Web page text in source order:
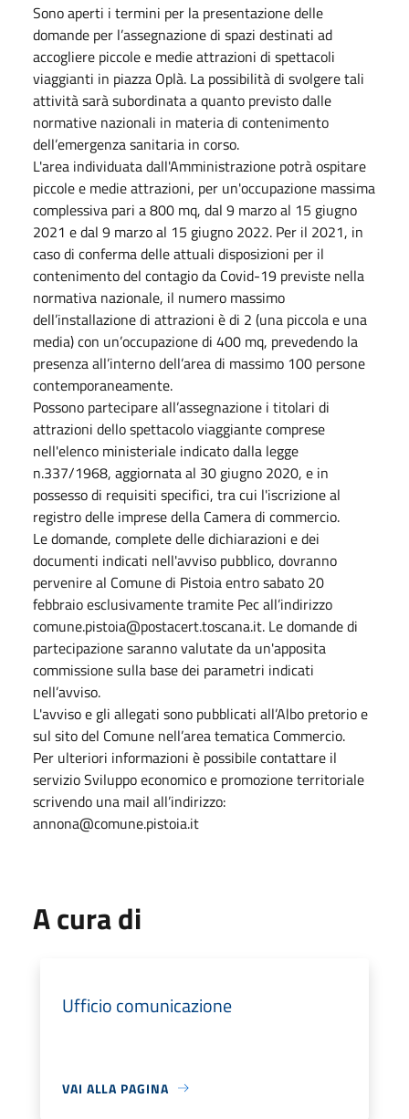
Sono aperti i termini per la presentazione delle
domande per l’assegnazione di spazi destinati ad
accogliere piccole e medie attrazioni di spettacoli
viaggianti in piazza Oplà. La possibilità di svolgere tali
attività sarà subordinata a quanto previsto dalle
normative nazionali in materia di contenimento
dell’emergenza sanitaria in corso.
L'area individuata dall'Amministrazione potrà ospitare
piccole e medie attrazioni, per un'occupazione massima
complessiva pari a 800 mq, dal 9 marzo al 15 giugno
2021 e dal 9 marzo al 15 giugno 2022. Per il 2021, in
caso di conferma delle attuali disposizioni per il
contenimento del contagio da Covid-19 previste nella
normativa nazionale, il numero massimo
dell’installazione di attrazioni è di 2 (una piccola e una
media) con un’occupazione di 400 mq, prevedendo la
presenza all’interno dell’area di massimo 100 persone
contemporaneamente.
Possono partecipare all’assegnazione i titolari di
attrazioni dello spettacolo viaggiante comprese
nell'elenco ministeriale indicato dalla legge
n.337/1968, aggiornata al 30 giugno 2020, e in
possesso di requisiti specifici, tra cui l'iscrizione al
registro delle imprese della Camera di commercio.
Le domande, complete delle dichiarazioni e dei
documenti indicati nell'avviso pubblico, dovranno
pervenire al Comune di Pistoia entro sabato 20
febbraio esclusivamente tramite Pec all’indirizzo
comune.pistoia@postacert.toscana.it. Le domande di
partecipazione saranno valutate da un'apposita
commissione sulla base dei parametri indicati
nell’avviso.
L'avviso e gli allegati sono pubblicati all’Albo pretorio e
sul sito del Comune nell’area tematica Commercio.
Per ulteriori informazioni è possibile contattare il
servizio Sviluppo economico e promozione territoriale
scrivendo una mail all’indirizzo:
annona@comune.pistoia.it
A cura di
Ufficio comunicazione
VAI ALLA PAGINA